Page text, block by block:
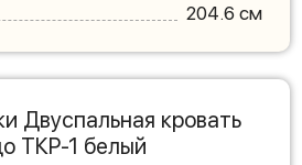
204.6 см
Двуспальная кровать
ТКР-1 белый